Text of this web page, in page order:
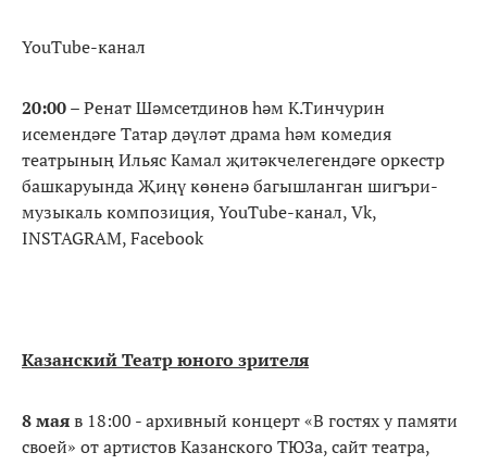
YouTube-канал
20:00– Ренат Шәмсетдинов һәм К.Тинчурин
исемендәге Татар дәүләт драма һәм комедия
театрының Ильяс Камал җитәкчелегендәге оркестр
башкаруында Җиңү көненә багышланган шигъри-
музыкаль композиция, YouTube-канал, Vk,
INSTAGRAM, Facebook
Казанский Театр юного зрителя
8 маяв 18:00 - архивный концерт «В гостях у памяти
своей» от артистов Казанского ТЮЗа, сайт театра,